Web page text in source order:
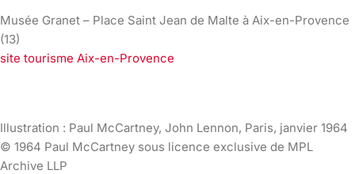
Musée Granet – Place Saint Jean de Malte à Aix-en-Provence
(13)
site tourisme Aix-en-Provence
Illustration : Paul McCartney, John Lennon, Paris, janvier 1964
© 1964 Paul McCartney sous licence exclusive de MPL
Archive LLP